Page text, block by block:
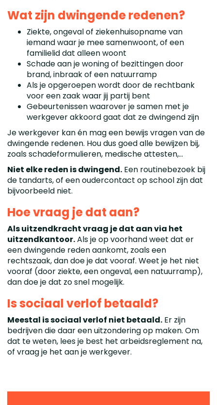
Wat zijn dwingende redenen?
Ziekte, ongeval of ziekenhuisopname van
iemand waar je mee samenwoont, of een
familielid dat alleen woont
Schade aan je woning of bezittingen door
brand, inbraak of een natuurramp
Als je opgeroepen wordt door de rechtbank
voor een zaak waar jij partij bent
Gebeurtenissen waarover je samen met je
werkgever akkoord gaat dat ze dwingend zijn
Je werkgever kan én mag een bewijs vragen van de
dwingende redenen. Hou dus goed alle bewijzen bij,
zoals schadeformulieren, medische attesten,...
Niet elke reden is dwingend. Een routinebezoek bij
de tandarts, of een oudercontact op school zijn dat
bijvoorbeeld niet.
Hoe vraag je dat aan?
Als uitzendkracht vraag je dat aan via het
uitzendkantoor.Als je op voorhand weet dat er
een dwingende reden aankomt, zoals een
rechtszaak, dan doe je dat vooraf. Weet je het niet
vooraf (door ziekte, een ongeval, een natuurramp),
dan doe je dat zo snel mogelijk.
Is sociaal verlof betaald?
Meestal is sociaal verlof niet betaald. Er zijn
bedrijven die daar een uitzondering op maken. Om
dat te weten, lees je best het arbeidsreglement na,
of vraag je het aan je werkgever.